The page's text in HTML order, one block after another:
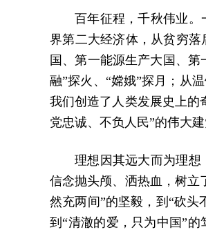
百年征程，千秋伟业
界第二大经济体，从贫穷
国、第一能源生产大国、
融”探火、“嫦娥”探月；从
我们创造了人类发展史上的
党忠诚、不负人民”的伟大
理想因其远大而为理
信念抛头颅、洒热血，树立
然充两间”的坚毅，到“砍头
到“清澈的爱，只为中国”